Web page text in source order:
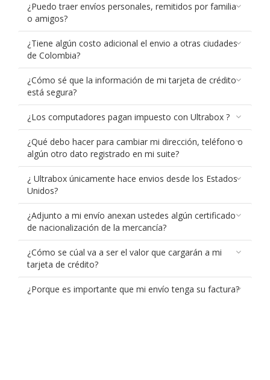
¿Puedo traer envíos personales, remitidos por familia
o amigos?
¿Tiene algún costo adicional el envio a otras ciudades
de Colombia?
¿Cómo sé que la información de mi tarjeta de crédito
está segura?
¿Los computadores pagan impuesto con Ultrabox ?
¿Qué debo hacer para cambiar mi dirección, teléfono o
algún otro dato registrado en mi suite?
¿ Ultrabox únicamente hace envios desde los Estados
Unidos?
¿Adjunto a mi envío anexan ustedes algún certificado
de nacionalización de la mercancía?
¿Cómo se cúal va a ser el valor que cargarán a mi
tarjeta de crédito?
¿Porque es importante que mi envío tenga su factura?